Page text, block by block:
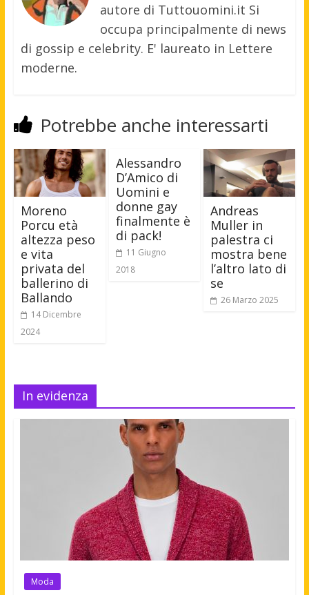
autore di Tuttouomini.it Si
occupa principalmente di news
di gossip e celebrity. E' laureato in Lettere
moderne.
Potrebbe anche interessarti
Moreno
Porcu età
altezza peso
e vita
privata del
ballerino di
Ballando
14 Dicembre
2024
Alessandro
D’Amico di
Uomini e
donne gay
finalmente è
di pack!
11 Giugno
2018
Andreas
Muller in
palestra ci
mostra bene
l’altro lato di
se
26 Marzo 2025
In evidenza
Moda